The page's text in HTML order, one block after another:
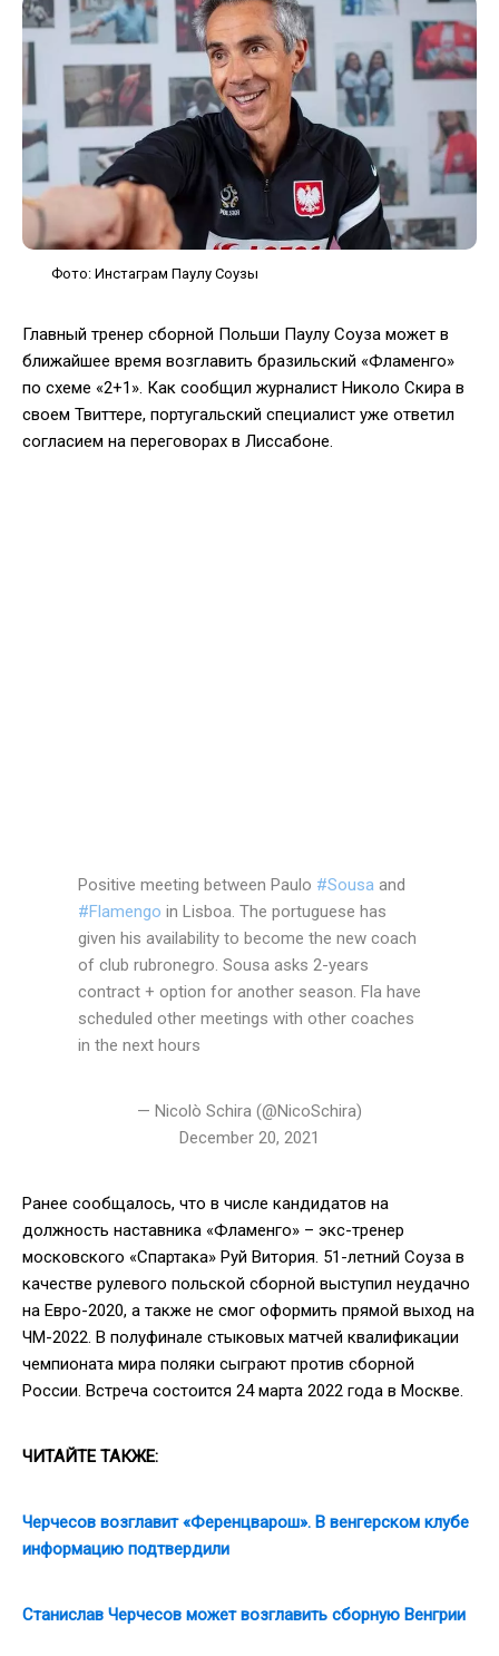
Фото: Инстаграм Паулу Соузы
Главный тренер сборной Польши Паулу Соуза может в
ближайшее время возглавить бразильский «Фламенго»
по схеме «2+1». Как сообщил журналист Николо Скира в
своем Твиттере, португальский специалист уже ответил
согласием на переговорах в Лиссабоне.
Positive meeting between Paulo #Sousa and
#Flamengo in Lisboa. The portuguese has
given his availability to become the new coach
of club rubronegro. Sousa asks 2-years
contract + option for another season. Fla have
scheduled other meetings with other coaches
in the next hours
— Nicolò Schira (@NicoSchira)
December 20, 2021
Ранее сообщалось, что в числе кандидатов на
должность наставника «Фламенго» – экс-тренер
московского «Спартака» Руй Витория. 51-летний Соуза в
качестве рулевого польской сборной выступил неудачно
на Евро-2020, а также не смог оформить прямой выход на
ЧМ-2022. В полуфинале стыковых матчей квалификации
чемпионата мира поляки сыграют против сборной
России. Встреча состоится 24 марта 2022 года в Москве.
ЧИТАЙТЕ ТАКЖЕ:
Черчесов возглавит «Ференцварош». В венгерском клубе
информацию подтвердили
Станислав Черчесов может возглавить сборную Венгрии